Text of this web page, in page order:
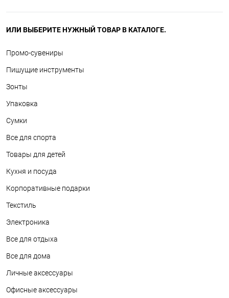
ИЛИ ВЫБЕРИТЕ НУЖНЫЙ ТОВАР В КАТАЛОГЕ.
Промо-сувениры
Пишущие инструменты
Зонты
Упаковка
Сумки
Все для спорта
Товары для детей
Кухня и посуда
Корпоративные подарки
Текстиль
Электроника
Все для отдыха
Все для дома
Личные аксессуары
Офисные аксессуары